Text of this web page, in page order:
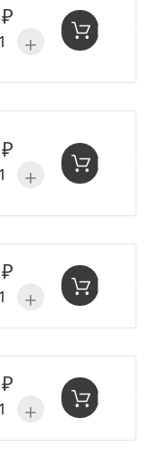
+ В
+ В
+ В
+ В